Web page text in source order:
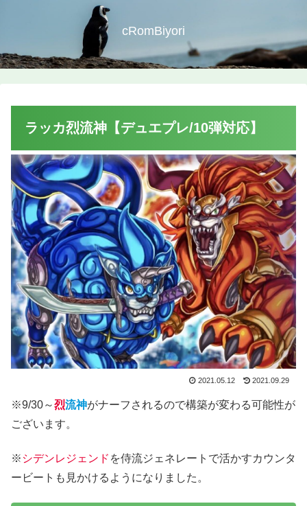
cRomBiyori
ラッカ烈流神【デュエプレ/10弾対応】
2021.05.12 2021.09.29
※9/30～烈流神がナーフされるので構築が変わる可能性が
ございます。
※ シデンレジェンド を侍流ジェネレートで活かすカウンタ
ービートも見かけるようになりました。